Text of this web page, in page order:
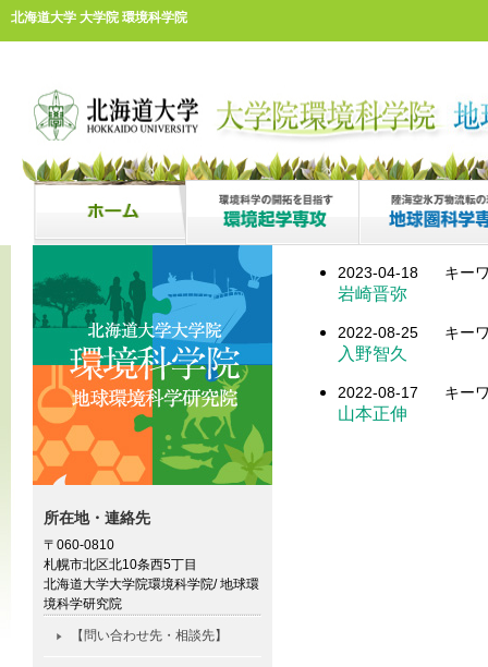
北海道大学 大学院 環境科学院
2023-04-18 キー
岩崎晋弥
2022-08-25 キー
入野智久
2022-08-17 キー
山本正伸
所在地・連絡先
〒060-0810
札幌市北区北10条西5丁目
北海道大学大学院環境科学院/ 地球環
境科学研究院
【問い合わせ先・相談先】